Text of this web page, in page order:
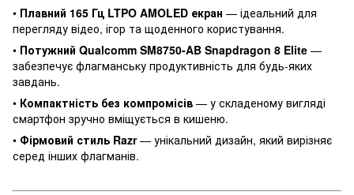
• Плавний 165 Гц LTPO AMOLED екран — ідеальний для
перегляду відео, ігор та щоденного користування.
• Потужний Qualcomm SM8750-AB Snapdragon 8 Elite —
забезпечує флагманську продуктивність для будь-яких
завдань.
• Компактність без компромісів — у складеному вигляді
смартфон зручно вміщується в кишеню.
• Фірмовий стиль Razr— унікальний дизайн, який вирізняє
серед інших флагманів.